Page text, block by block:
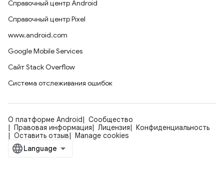
Справочный центр Android
Справочный центр Pixel
www.android.com
Google Mobile Services
Сайт Stack Overflow
Система отслеживания ошибок
О платформе Android
Сообщество
Правовая информация
Лицензия
Конфиденциальность
Оставить отзыв
Manage cookies